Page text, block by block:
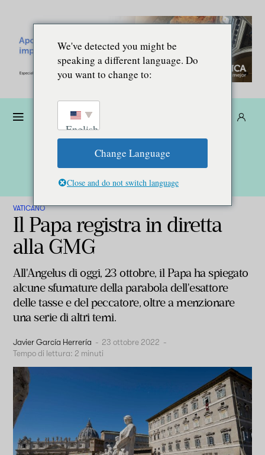
VATICANO
Il Papa registra in diretta
alla GMG
All'Angelus di oggi, 23 ottobre, il Papa ha spiegato
alcune sfumature della parabola dell'esattore
delle tasse e del peccatore, oltre a menzionare
una serie di altri temi.
Javier García Herrería - 23 ottobre 2022 -
Tempo di lettura: 2 minuti
We've detected you might be
speaking a different language. Do
you want to change to:
English
Change Language
Close and do not switch language